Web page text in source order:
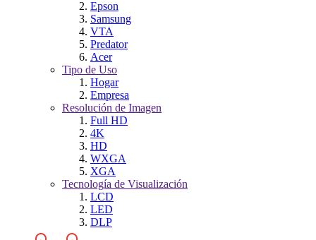
Epson
Samsung
VTA
Predator
Acer
Tipo de Uso
Hogar
Empresa
Resolución de Imagen
Full HD
4K
HD
WXGA
XGA
Tecnología de Visualización
LCD
LED
DLP